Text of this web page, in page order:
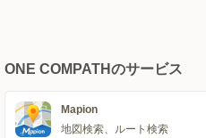
ONE COMPATHのサービス
Mapion
地図検索、ルート検索